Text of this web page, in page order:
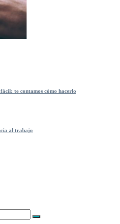
te contamos cómo hacerlo
al trabajo